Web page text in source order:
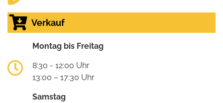
Verkauf
Montag bis Freitag
8:30 - 12:00 Uhr
13:00 – 17:30 Uhr
Samstag